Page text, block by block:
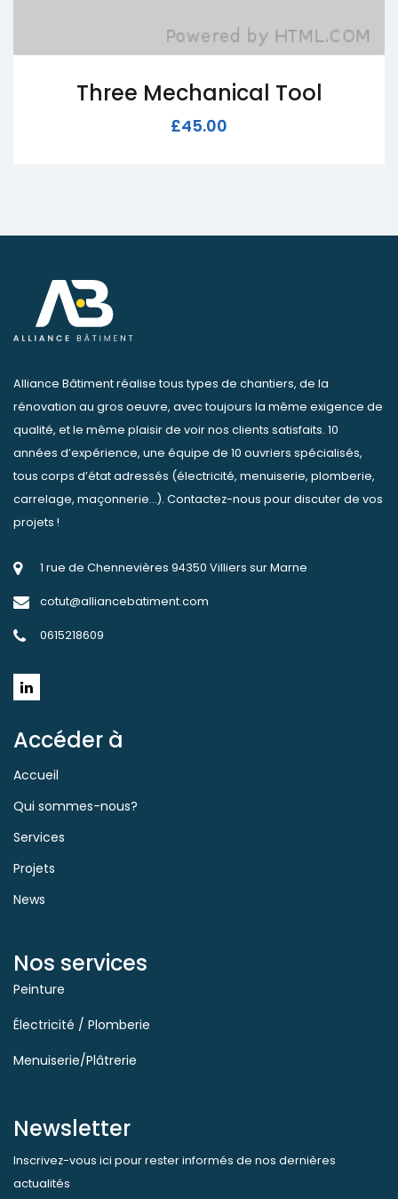
Nine Mechanical Tool
£
Alliance Bâtiment réalise tous types de chantiers, de la
rénovation au gros oeuvre, avec toujours la même exigence de
qualité, et le même plaisir de voir nos clients satisfaits. 10
années d’expérience, une équipe de 10 ouvriers spécialisés,
tous corps d’état adressés (électricité, menuiserie, plomberie,
carrelage, maçonnerie…). Contactez-nous pour discuter de vos
projets !
1 rue de Chennevières 94350 Villiers sur Marne
cotut@alliancebatiment.com
0615218609
Accéder à
Accueil
Qui sommes-nous?
Services
Projets
News
Nos services
Peinture
Électricité / Plomberie
Menuiserie/Plâtrerie
Newsletter
Inscrivez-vous ici pour rester informés de nos dernières
actualités